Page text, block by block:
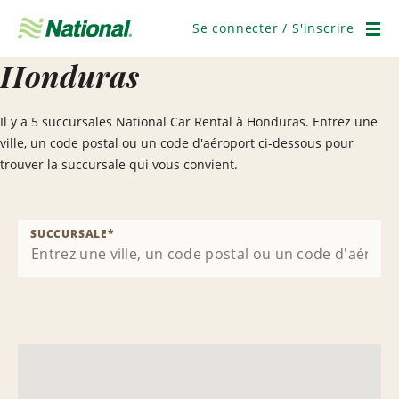
navigation
Se connecter / S'inscrire
Honduras
Il y a 5 succursales National Car Rental à Honduras. Entrez une
ville, un code postal ou un code d'aéroport ci-dessous pour
trouver la succursale qui vous convient.
SUCCURSALE*